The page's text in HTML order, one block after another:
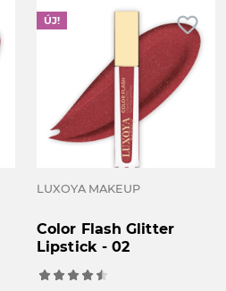
favorite_border
ÚJ!
LUXOYA MAKEUP
Color Flash Glitter
Lipstick - 02